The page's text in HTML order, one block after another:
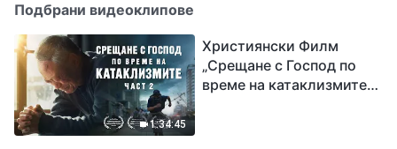
Подбрани видеоклипове
1:34:45
Християнски Филм
„Срещане с Господ по
време на катаклизмите“